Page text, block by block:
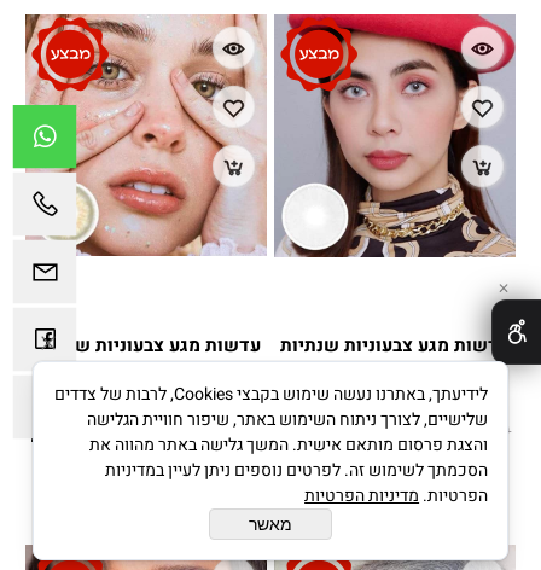
עדשות מגע צבעוניות שנתיות
₪ 249
₪ 199
הוסף לסל
עדשות מגע צבעוניות שנתיות
₪249
₪
הוסף לסל
✕
לידיעתך, באתרנו נעשה שימוש בקבצי Cookies, לרבות של צדדים
שלישיים, לצורך ניתוח השימוש באתר, שיפור חוויית הגלישה
והצגת פרסום מותאם אישית. המשך גלישה באתר מהווה את
הסכמתך לשימוש זה. לפרטים נוספים ניתן לעיין במדיניות
הפרטיות. מדיניות הפרטיות
מאשר